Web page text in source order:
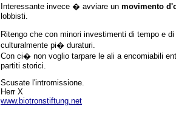
Interessante invece � avviare un movimento
lobbisti.
Ritengo che con minori investimenti di tempo e
culturalmente pi� duraturi.
Con ci� non voglio tarpare le ali a encomiabili
partiti storici.
Scusate l'intromissione.
Herr X
www.biotronstiftung.net